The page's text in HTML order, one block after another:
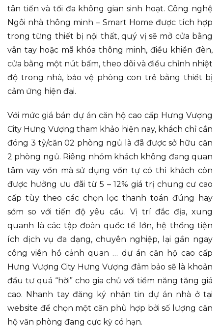
tân tiến và tối đa không gian sinh hoạt. Công nghệ
Ngôi nhà thông minh – Smart Home được tích hợp
trong từng thiết bị nội thất, quý vị sẽ mở cửa bằng
vân tay hoặc mã khóa thông minh, điều khiển đèn,
cửa bằng một nút bấm, theo dõi và điều chỉnh nhiệt
độ trong nhà, bảo vệ phòng con trẻ bằng thiết bị
cảm ứng hiện đại.
Với mức giá bán dự án căn hộ cao cấp Hưng Vượng
City Hưng Vượng tham khảo hiện nay, khách chỉ cần
đóng 3 tỷ/căn 02 phòng ngủ là đã được sở hữu căn
2 phòng ngủ. Riêng nhóm khách không đang quan
tâm vay vốn mà sử dụng vốn tự có thì khách còn
được hưởng ưu đãi từ 5 – 12% giá trị chung cư cao
cấp tùy theo các chọn lọc thanh toán đúng hay
sớm so với tiến độ yêu cầu. Vị trí đắc địa, xung
quanh là các tập đoàn quốc tế lớn, hệ thống tiện
ích dịch vụ đa dạng, chuyên nghiệp, lại gần ngay
công viên hồ cảnh quan … dự án căn hộ cao cấp
Hưng Vượng City Hưng Vượng đảm bảo sẽ là khoản
đầu tư quá “hời” cho gia chủ với tiềm năng tăng giá
cao. Nhanh tay đăng ký nhận tin dự án nhà ở tại
website để chọn một căn phù hợp bởi số lượng căn
hộ văn phòng đang cực kỳ có hạn.